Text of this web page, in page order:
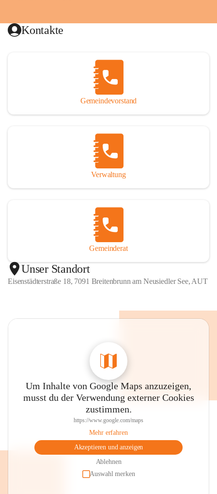
Kontakte
Gemeindevorstand
Verwaltung
Gemeinderat
Unser Standort
Eisenstädterstraße 18, 7091 Breitenbrunn am Neusiedler See, AUT
Um Inhalte von Google Maps anzuzeigen,
musst du der Verwendung externer Cookies
zustimmen.
https://www.google.com/maps
Mehr erfahren
Akzeptieren und anzeigen
Ablehnen
Auswahl merken